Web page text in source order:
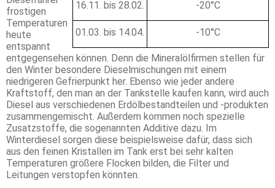
16.11. bis 28.02. -20°C
01.03. bis 14.04. -10°C
frostigen
Temperaturen
heute
entspannt
entgegensehen können. Denn die Mineralölfirmen stellen für
den Winter besondere Dieselmischungen mit einem
niedrigeren Gefrierpunkt her. Ebenso wie jeder andere
Kraftstoff, den man an der Tankstelle kaufen kann, wird auch
Diesel aus verschiedenen Erdölbestandteilen und -produkten
zusammengemischt. Außerdem kommen noch spezielle
Zusatzstoffe, die sogenannten Additive dazu. Im
Winterdiesel sorgen diese beispielsweise dafür, dass sich
aus den feinen Kristallen im Tank erst bei sehr kalten
Temperaturen größere Flocken bilden, die Filter und
Leitungen verstopfen könnten.